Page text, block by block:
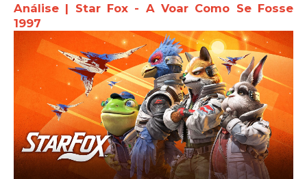
Análise | Star Fox - A Voar Como Se Fosse
1997